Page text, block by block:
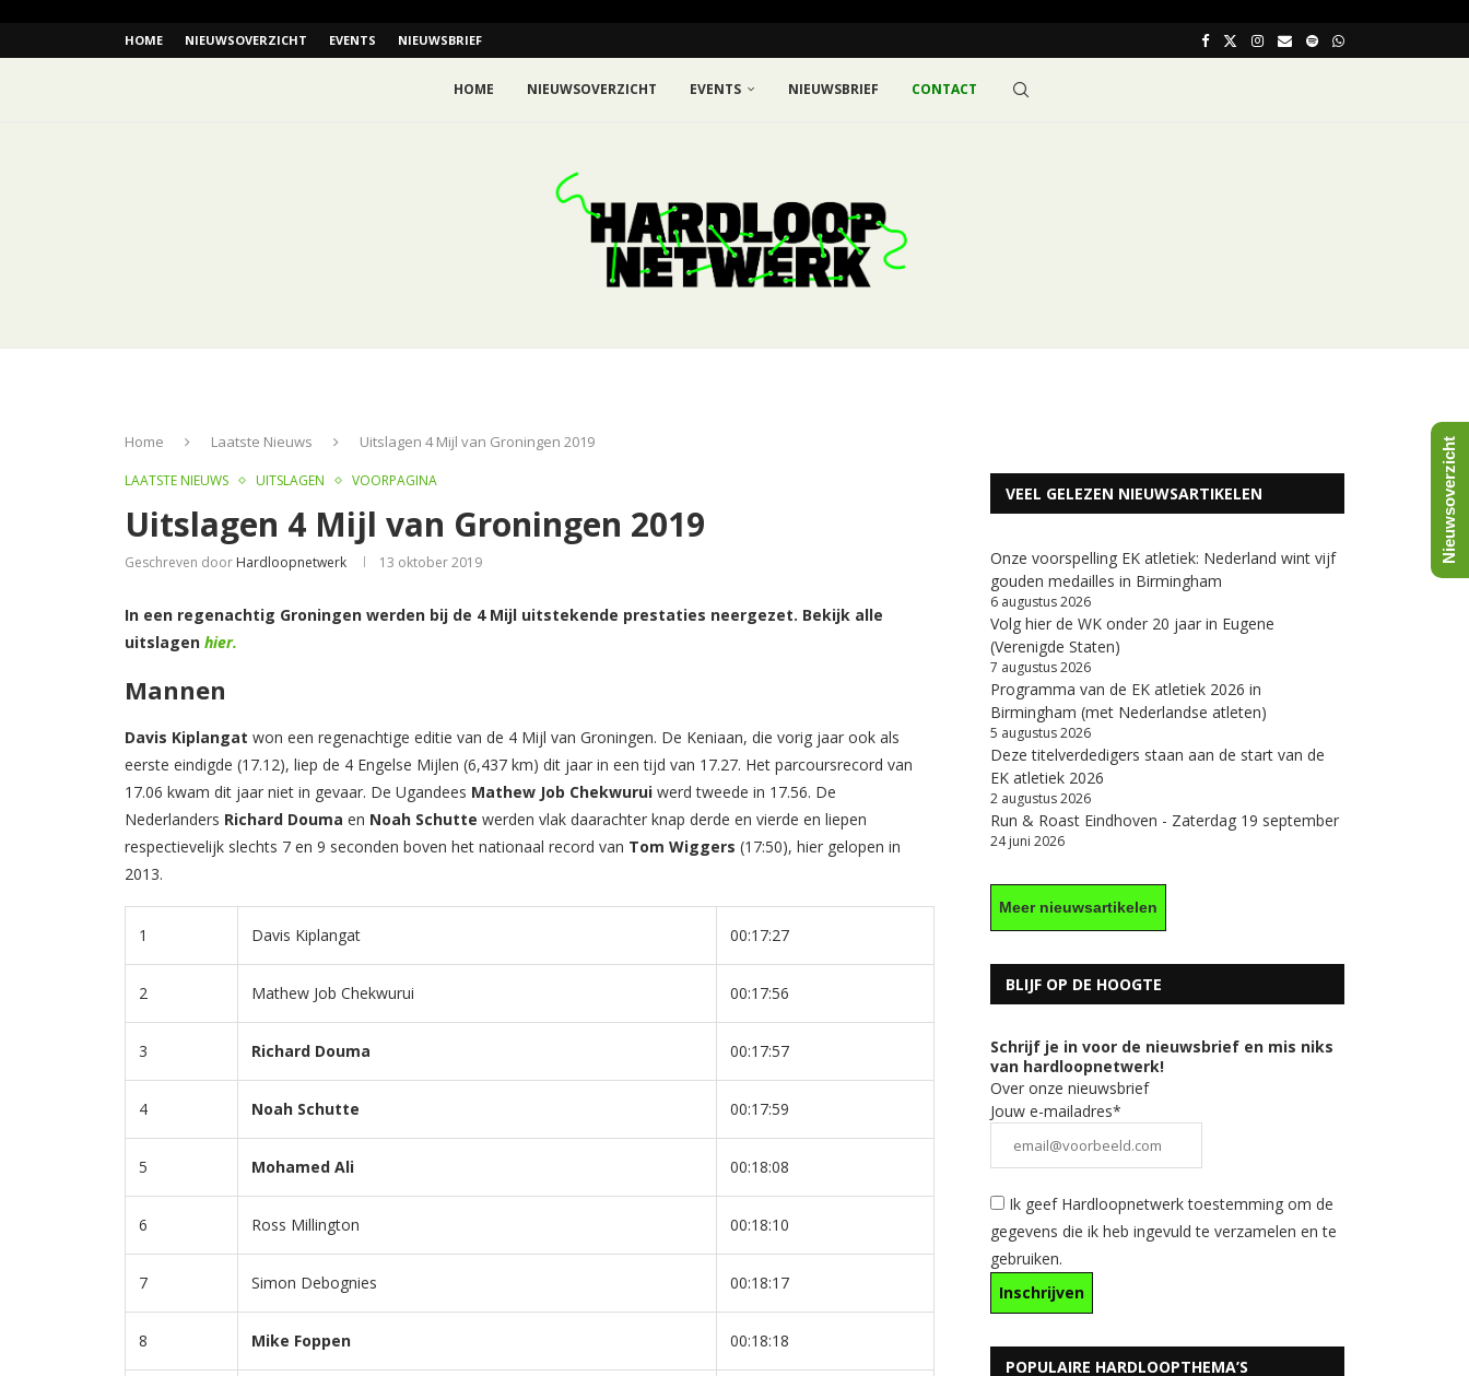
HOME NIEUWSOVERZICHT EVENTS NIEUWSBRIEF
HOME NIEUWSOVERZICHT EVENTS NIEUWSBRIEF CONTACT
Home Laatste Nieuws Uitslagen 4 Mijl van Groningen 2019
LAATSTE NIEUWS UITSLAGEN VOORPAGINA
Uitslagen 4 Mijl van Groningen 2019
Geschreven door Hardloopnetwerk 13 oktober 2019
In een regenachtig Groningen werden bij de 4 Mijl uitstekende prestaties neergezet. Bekijk alle
uitslagen hier.
Mannen
Davis Kiplangat won een regenachtige editie van de 4 Mijl van Groningen. De Keniaan, die vorig jaar ook als
eerste eindigde (17.12), liep de 4 Engelse Mijlen (6,437 km) dit jaar in een tijd van 17.27. Het parcoursrecord van
17.06 kwam dit jaar niet in gevaar. De Ugandees Mathew Job Chekwurui werd tweede in 17.56. De
Nederlanders Richard Douma en Noah Schutte werden vlak daarachter knap derde en vierde en liepen
respectievelijk slechts 7 en 9 seconden boven het nationaal record van Tom Wiggers (17:50), hier gelopen in
2013.
1 Davis Kiplangat 00:17:27
2 Mathew Job Chekwurui 00:17:56
3 Richard Douma 00:17:57
4 Noah Schutte 00:17:59
5 Mohamed Ali 00:18:08
6 Ross Millington 00:18:10
7 Simon Debognies 00:18:17
8 Mike Foppen 00:18:18
VEEL GELEZEN NIEUWSARTIKELEN
Onze voorspelling EK atletiek: Nederland wint vijf
gouden medailles in Birmingham
6 augustus 2026
Volg hier de WK onder 20 jaar in Eugene
(Verenigde Staten)
7 augustus 2026
Programma van de EK atletiek 2026 in
Birmingham (met Nederlandse atleten)
5 augustus 2026
Deze titelverdedigers staan aan de start van de
EK atletiek 2026
2 augustus 2026
Run & Roast Eindhoven - Zaterdag 19 september
24 juni 2026
Meer nieuwsartikelen
BLIJF OP DE HOOGTE
Schrijf je in voor de nieuwsbrief en mis niks
van hardloopnetwerk!
Over onze nieuwsbrief
Jouw e-mailadres*
Ik geef Hardloopnetwerk toestemming om de
gegevens die ik heb ingevuld te verzamelen en te
gebruiken.
POPULAIRE HARDLOOPTHEMA’S
Nieuwsoverzicht